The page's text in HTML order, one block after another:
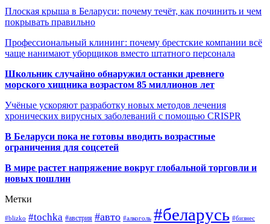
Плоская крыша в Беларуси: почему течёт, как починить и чем
покрывать правильно
Профессиональный клининг: почему брестские компании всё
чаще нанимают уборщиков вместо штатного персонала
Школьник случайно обнаружил останки древнего
морского хищника возрастом 85 миллионов лет
Учёные ускоряют разработку новых методов лечения
хронических вирусных заболеваний с помощью CRISPR
В Беларуси пока не готовы вводить возрастные
ограничения для соцсетей
В мире растет напряжение вокруг глобальной торговли и
новых пошлин
Метки
#blizko #tochka #австрия #авто #алкоголь #беларусь #бизнес